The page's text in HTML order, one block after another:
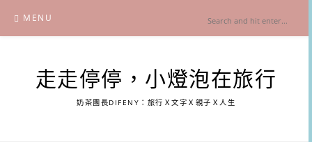
content
MENU
走走停停，小燈泡在旅行
奶茶團長DIFENY：旅行Ｘ文字Ｘ親子Ｘ人生